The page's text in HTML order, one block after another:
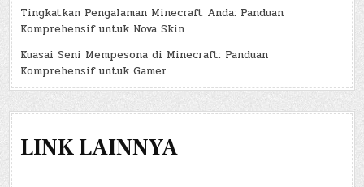
Tingkatkan Pengalaman Minecraft Anda: Panduan
Komprehensif untuk Nova Skin
Kuasai Seni Mempesona di Minecraft: Panduan
Komprehensif untuk Gamer
LINK LAINNYA